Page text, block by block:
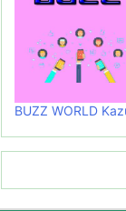
BUZZ WORLD